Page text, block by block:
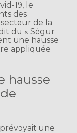
19, le
des
de la
du « Ségur
une hausse
appliquée
hausse
une